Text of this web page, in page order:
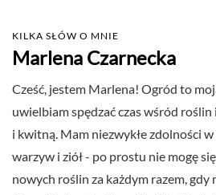
KILKA SŁÓW O MNIE
Marlena Czarnecka
Cześć, jestem Marlena! Ogród to
uwielbiam spędzać czas wśród
i kwitną. Mam niezwykłe zdolności
warzyw i ziół - po prostu nie mogę
nowych roślin za każdym razem, gdy